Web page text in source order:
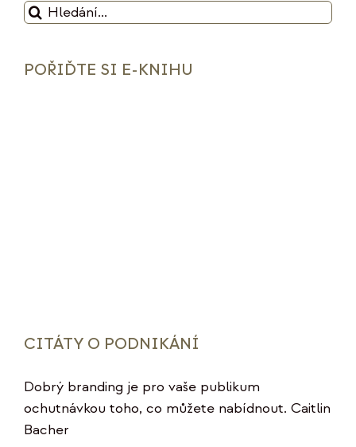
Hledat:
POŘIĎTE SI E-KNIHU
CITÁTY O PODNIKÁNÍ
Dobrý branding je pro vaše publikum
ochutnávkou toho, co můžete nabídnout. Caitlin
Bacher